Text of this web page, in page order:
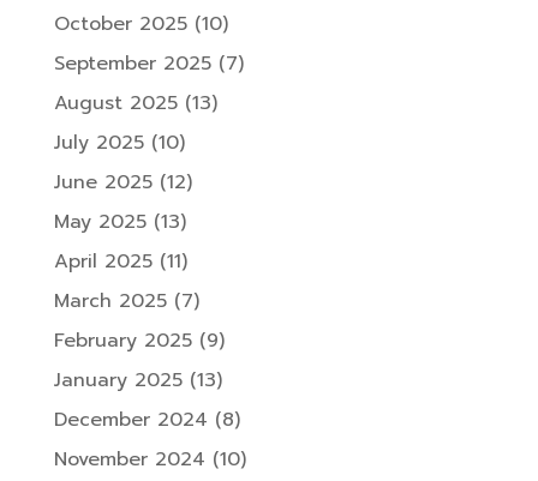
October 2025(10)
September 2025(7)
August 2025(13)
July 2025(10)
June 2025(12)
May 2025(13)
April 2025(11)
March 2025(7)
February 2025(9)
January 2025(13)
December 2024 (8)
November 2024 (10)